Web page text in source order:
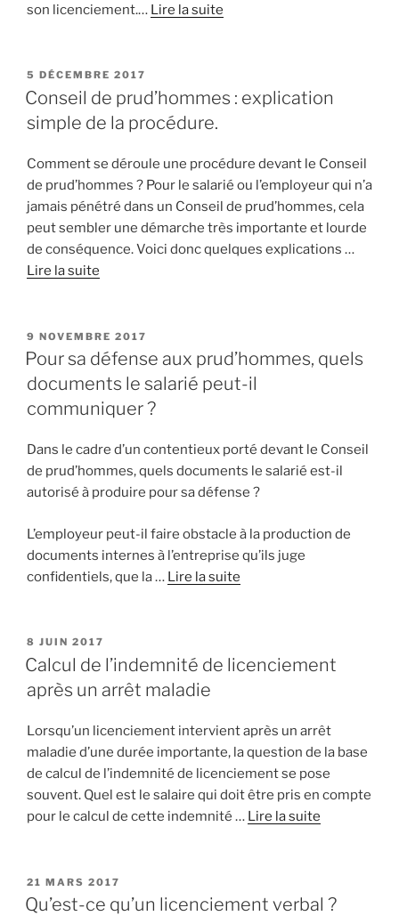
son licenciement.… Lire la suite
PUBLIÉ
LE
5 DÉCEMBRE 2017
Conseil de prud’hommes : explication
simple de la procédure.
Comment se déroule une procédure devant le Conseil
de prud’hommes ? Pour le salarié ou l’employeur qui n’a
jamais pénétré dans un Conseil de prud’hommes, cela
peut sembler une démarche très importante et lourde
de conséquence. Voici donc quelques explications …
Lire la suite
PUBLIÉ
LE
9 NOVEMBRE 2017
Pour sa défense aux prud’hommes, quels
documents le salarié peut-il
communiquer ?
Dans le cadre d’un contentieux porté devant le Conseil
de prud’hommes, quels documents le salarié est-il
autorisé à produire pour sa défense ?
L’employeur peut-il faire obstacle à la production de
documents internes à l’entreprise qu’ils juge
confidentiels, que la … Lire la suite
PUBLIÉ
LE
8 JUIN 2017
Calcul de l’indemnité de licenciement
après un arrêt maladie
Lorsqu’un licenciement intervient après un arrêt
maladie d’une durée importante, la question de la base
de calcul de l’indemnité de licenciement se pose
souvent. Quel est le salaire qui doit être pris en compte
pour le calcul de cette indemnité … Lire la suite
PUBLIÉ
LE
21 MARS 2017
Qu’est-ce qu’un licenciement verbal ?